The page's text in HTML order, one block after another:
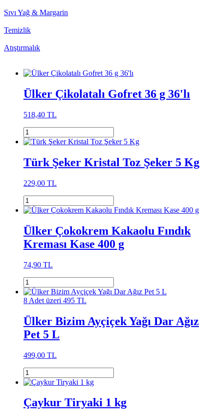
Sıvı Yağ & Margarin
Temizlik
Atıştırmalık
Ülker Çikolatalı Gofret 36 g 36'lı
518,40 TL
Türk Şeker Kristal Toz Şeker 5 Kg
229,00 TL
Ülker Çokokrem Kakaolu Fındık
Kreması Kase 400 g
74,90 TL
8 Adet üzeri 495 TL
Ülker Bizim Ayçiçek Yağı Dar Ağız
Pet 5 L
499,00 TL
Çaykur Tiryaki 1 kg